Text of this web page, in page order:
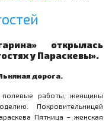
открылась
у Параскевы».
дорога.
полевые работы, женщины
Покровительницей
Пятница – женская